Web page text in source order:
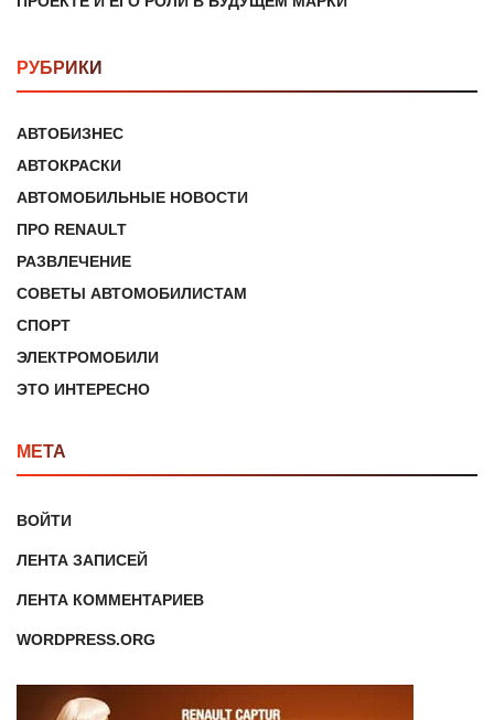
РУБРИКИ
АВТОБИЗНЕС
АВТОКРАСКИ
АВТОМОБИЛЬНЫЕ НОВОСТИ
ПРО RENAULT
РАЗВЛЕЧЕНИЕ
СОВЕТЫ АВТОМОБИЛИСТАМ
СПОРТ
ЭЛЕКТРОМОБИЛИ
ЭТО ИНТЕРЕСНО
МЕТА
ВОЙТИ
ЛЕНТА ЗАПИСЕЙ
ЛЕНТА КОММЕНТАРИЕВ
WORDPRESS.ORG